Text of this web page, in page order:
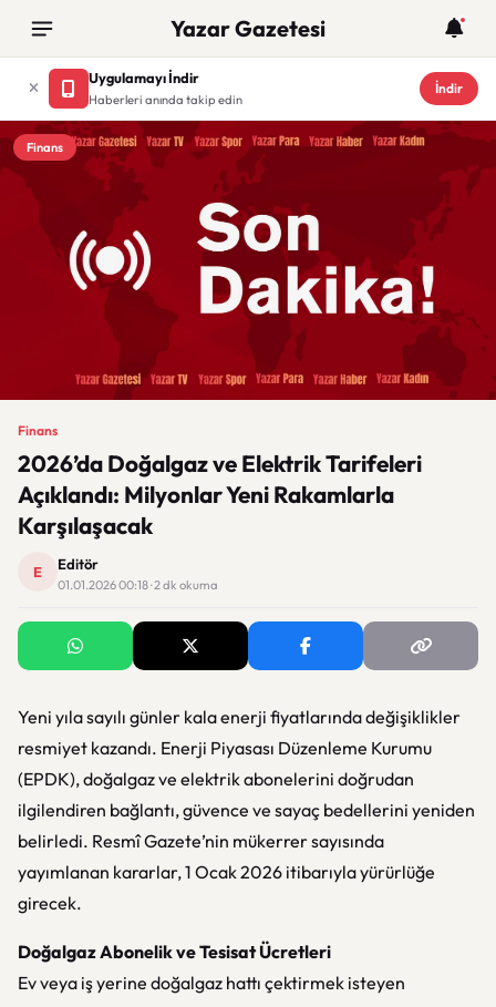
Yazar Gazetesi
Uygulamayı İndir
Haberleri anında takip edin
İndir
Finans
Finans
2026’da Doğalgaz ve Elektrik Tarifeleri
Açıklandı: Milyonlar Yeni Rakamlarla
Karşılaşacak
E Editör
01.01.2026 00:18 · 2 dk okuma
Yeni yıla sayılı günler kala enerji fiyatlarında değişiklikler
resmiyet kazandı. Enerji Piyasası Düzenleme Kurumu
(EPDK), doğalgaz ve elektrik abonelerini doğrudan
ilgilendiren bağlantı, güvence ve sayaç bedellerini yeniden
belirledi. Resmî Gazete’nin mükerrer sayısında
yayımlanan kararlar, 1 Ocak 2026 itibarıyla yürürlüğe
girecek.
Doğalgaz Abonelik ve Tesisat Ücretleri
Ev veya iş yerine doğalgaz hattı çektirmek isteyen